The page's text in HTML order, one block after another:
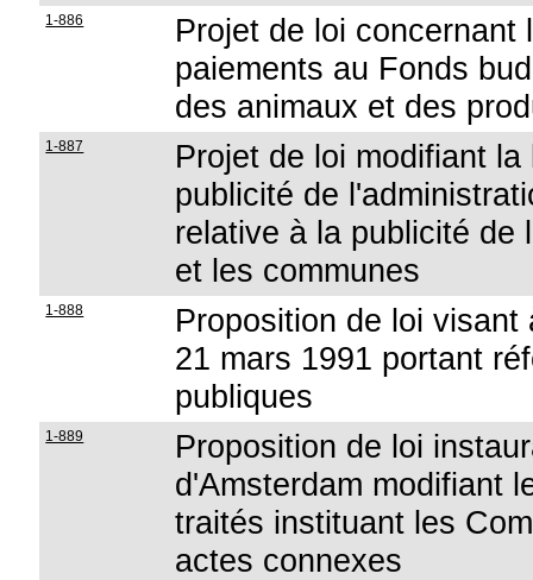
1-886
Projet de loi
paiements au Fonds
des animaux et des
1-887
Projet de loi modifiant
publicité de
relative à la publicité de
et les communes
1-888
Proposition de loi
21 mars 1991 portant
publiques
1-889
Proposition de loi
d'Amsterdam modifiant
traités instituant les
actes connexes